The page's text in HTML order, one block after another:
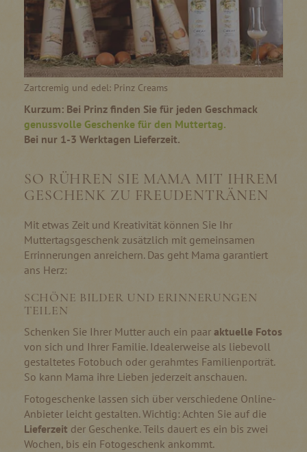
Zartcremig und edel: Prinz Creams
Kurzum: Bei Prinz finden Sie für jeden Geschmack
genussvolle Geschenke für den Muttertag.
Bei nur 1-3 Werktagen Lieferzeit.
SO RÜHREN SIE MAMA MIT IHREM
GESCHENK ZU FREUDENTRÄNEN
Mit etwas Zeit und Kreativität können Sie Ihr
Muttertagsgeschenk zusätzlich mit gemeinsamen
Errinnerungen anreichern. Das geht Mama garantiert
ans Herz:
SCHÖNE BILDER UND ERINNERUNGEN
TEILEN
Schenken Sie Ihrer Mutter auch ein paar aktuelle Fotos
von sich und Ihrer Familie. Idealerweise als liebevoll
gestaltetes Fotobuch oder gerahmtes Familienporträt.
So kann Mama ihre Lieben jederzeit anschauen.
Fotogeschenke lassen sich über verschiedene Online-
Anbieter leicht gestalten. Wichtig: Achten Sie auf die
Lieferzeit der Geschenke. Teils dauert es ein bis zwei
Wochen, bis ein Fotogeschenk ankommt.